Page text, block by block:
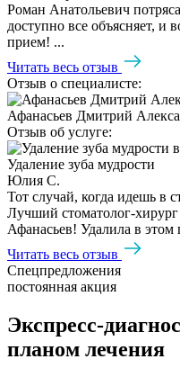
Роман Анатольевич
доступно все объясняет, и
прием! ...
Читать весь отзыв
Отзыв о специалисте:
Афанасьев Дмитрий
Отзыв об услуге:
Удаление зуба мудрости
Юлия С.
Тот случай, когда идешь в
Лучший стоматолог-
Афанасьев! Удалила в этом
Читать весь отзыв
Спецпредложения
постоянная акция
Экспресс-
планом лечения